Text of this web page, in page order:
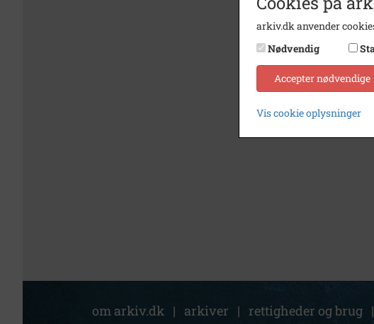
om arkiv.dk | arkiver | rettigheder og brug |
arkiv.dk anvender
Nødvendig
Accepter nødvendige
Vis cookie oplysninger